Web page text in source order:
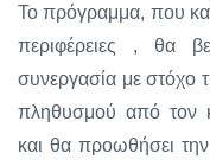
Το πρόγραμμα, που
περιφέρειες , θα
συνεργασία με στόχο
πληθυσμού από τον
και θα προωθήσει την